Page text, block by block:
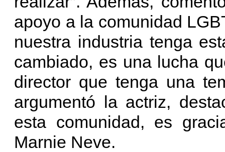
apoyo a la comunidad
nuestra industria tenga
cambiado, es una lucha
director que tenga una
argumentó la actriz,
esta comunidad, es
Marnie Neve.